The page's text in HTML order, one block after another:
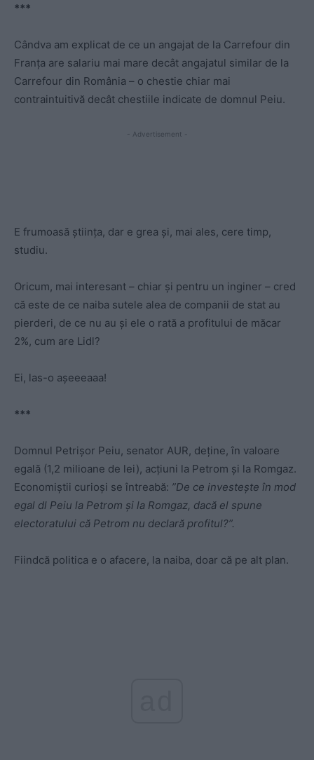
***
Cândva am explicat de ce un angajat de la Carrefour din
Franța are salariu mai mare decât angajatul similar de la
Carrefour din România – o chestie chiar mai
contraintuitivă decât chestiile indicate de domnul Peiu.
- Advertisement -
E frumoasă știința, dar e grea și, mai ales, cere timp,
studiu.
Oricum, mai interesant – chiar și pentru un inginer – cred
că este de ce naiba sutele alea de companii de stat au
pierderi, de ce nu au și ele o rată a profitului de măcar
2%, cum are Lidl?
Ei, las-o așeeeaaa!
***
Domnul Petrișor Peiu, senator AUR, deține, în valoare
egală (1,2 milioane de lei), acțiuni la Petrom și la Romgaz.
Economiștii curioși se întreabă: ”De ce investește în mod
egal dl Peiu la Petrom și la Romgaz, dacă el spune
electoratului că Petrom nu declară profitul?”.
Fiindcă politica e o afacere, la naiba, doar că pe alt plan.